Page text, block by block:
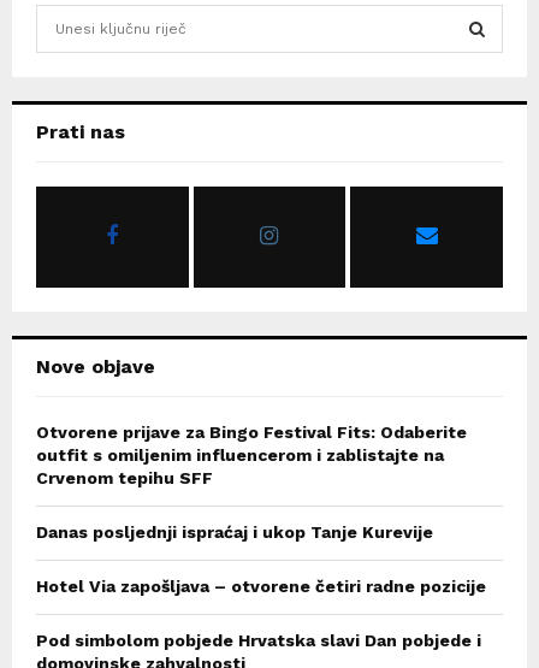
hPrati nas
Nove objave
Otvorene prijave za Bingo Festival Fits: Odaberite
outfit s omiljenim influencerom i zablistajte na
Crvenom tepihu SFF
Danas posljednji ispraćaj i ukop Tanje Kurevije
Hotel Via zapošljava – otvorene četiri radne pozicije
Pod simbolom pobjede Hrvatska slavi Dan pobjede i
domovinske zahvalnosti